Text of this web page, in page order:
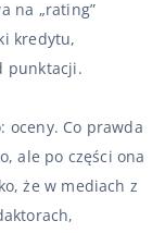
na „rating”
kredytu,
punktacji.
oceny. Co prawda
ale po części ona
że w mediach z